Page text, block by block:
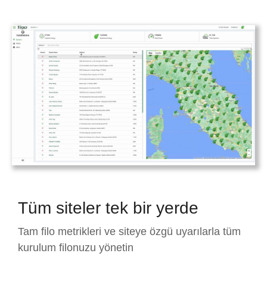
Tüm siteler tek bir yerde
Tam filo metrikleri ve siteye özgü uyarılarla tüm
kurulum filonuzu yönetin